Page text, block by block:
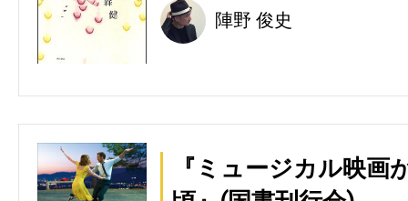
陣野 俊史
『ミュージカル映画